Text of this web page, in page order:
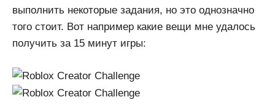
выполнить некоторые задания, но это однозначно
того стоит. Вот например какие вещи мне удалось
получить за 15 минут игры: